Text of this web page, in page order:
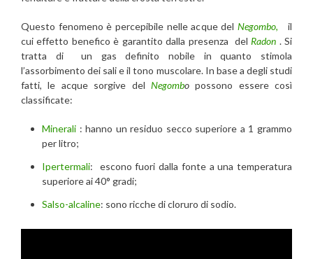
Questo fenomeno è percepibile nelle acque del Negombo,
il
cui effetto benefico è garantito dalla presenza del Radon . Si
tratta di un gas definito nobile in quanto stimola
l’assorbimento dei sali e il tono muscolare. In base a degli studi
fatti, le acque sorgive del Negombopossono essere così
classificate:
Minerali : hanno un residuo secco superiore a 1 grammo
per litro;
Ipertermali: escono fuori dalla fonte a una temperatura
superiore ai 40° gradi;
Salso-alcaline: sono ricche di cloruro di sodio.